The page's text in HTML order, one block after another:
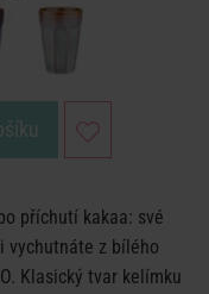
příchutí kakaa: své
vychutnáte z bílého
Klasický tvar kelímku